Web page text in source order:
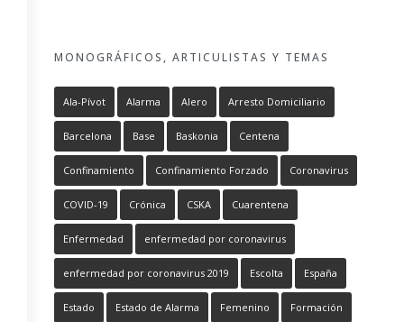
MONOGRÁFICOS, ARTICULISTAS Y TEMAS
Ala-Pívot Alarma Alero Arresto Domiciliario
Barcelona Base Baskonia Centena
Confinamiento Confinamiento Forzado Coronavirus
COVID-19 Crónica CSKA Cuarentena
Enfermedad enfermedad por coronavirus
enfermedad por coronavirus 2019 Escolta España
Estado Estado de Alarma Femenino Formación